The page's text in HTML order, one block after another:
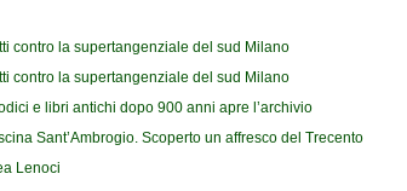
contro la supertangenziale del sud Milano
contro la supertangenziale del sud Milano
e libri antichi dopo 900 anni apre l’archivio
Sant’Ambrogio. Scoperto un affresco del Trecento
Lenoci